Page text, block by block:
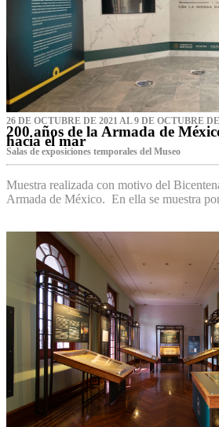
26 DE OCTUBRE DE 2021 AL 9 DE OCTUBRE
200 años de la Armada de
hacia el mar
Salas de exposiciones temporales del Museo‌
Muestra realizada con motivo del
Armada de México. En ella se muestra